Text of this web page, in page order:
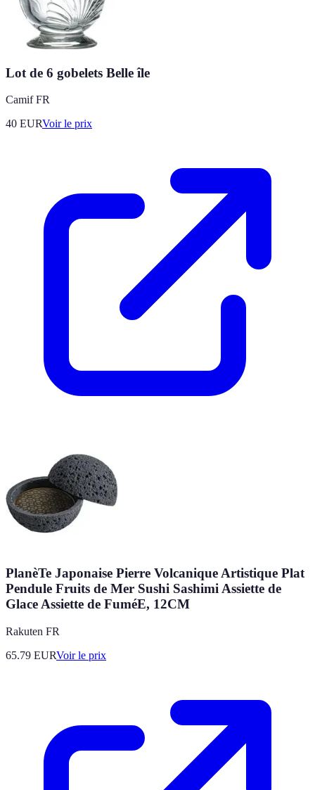
Lot de 6 gobelets Belle île
Camif FR
40 EURVoir le prix
PlanèTe Japonaise Pierre Volcanique Artistique Plat
Pendule Fruits de Mer Sushi Sashimi Assiette de
Glace Assiette de FuméE, 12CM
Rakuten FR
65.79 EURVoir le prix